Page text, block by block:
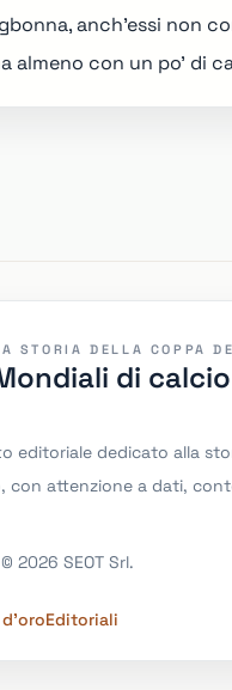
anch'essi non
almeno con un po' di
STORIA DELLA COPPA
di calcio
editoriale dedicato alla
con attenzione a dati,
2026 SEOT Srl.
Editoriali